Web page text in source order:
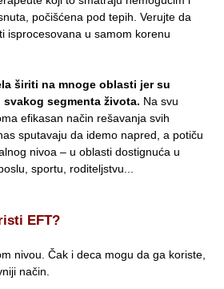
počišćena pod tepih. Verujte da
isprocesovana u samom korenu
širiti na mnoge oblasti jer su
segmenta života. Na svu
efikasan način rešavanja svih
sputavaju da idemo napred, a potiču
nivoa – u oblasti dostignuća u
sportu, roditeljstvu...
EFT?
nivou. Čak i deca mogu da ga koriste,
način.